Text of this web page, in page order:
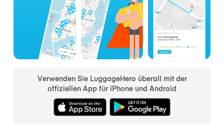
Verwenden Sie LuggageHero überall mit der
offiziellen App für iPhone und Android